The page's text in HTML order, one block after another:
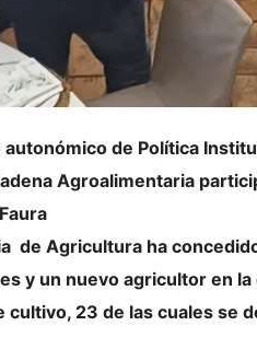
autonómico de Política
Agroalimentaria
de Agricultura ha
y un nuevo agricultor en
cultivo, 23 de las cuales se